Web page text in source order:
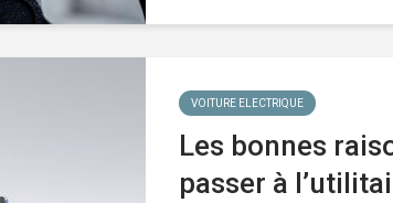
VOITURE ELECTRIQUE
Les bonnes
passer à